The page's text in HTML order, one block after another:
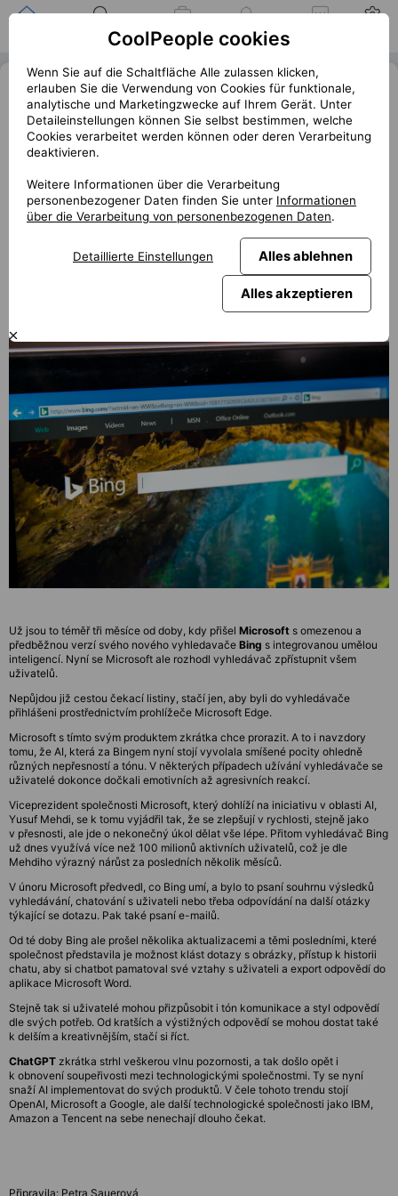
Position
Jobs
Nová éra vyhledávání je zde! Bing
s umělou inteligencí pro všechny?
« Zurück
Microsoft rozšiřuje dosah svého inovativního vyhledávače
Bing, který je propojen s pokročilou umělou inteligencí. Po
třech měsících od představení omezeného a předběžného
vydání je nyní Bing dostupný pro všechny uživatele bez
nutnosti čekací listiny. Co nabízí? A jak můžete začít
Už jsou to téměř tři měsíce od doby, kdy přišel Microsoft s omezenou a
předběžnou verzí svého nového vyhledavače Bing s integrovanou umělou
inteligencí. Nyní se Microsoft ale rozhodl vyhledávač zpřístupnit všem
uživatelů.
Nepůjdou již cestou čekací listiny, stačí jen, aby byli do vyhledávače
přihlášeni prostřednictvím prohlížeče Microsoft Edge.
Microsoft s tímto svým produktem zkrátka chce prorazit. A to i navzdory
tomu, že AI, která za Bingem nyní stojí vyvolala smíšené pocity ohledně
různých nepřesností a tónu. V některých případech užívání vyhledávače se
uživatelé dokonce dočkali emotivních až agresivních reakcí.
Viceprezident společnosti Microsoft, který dohlíží na iniciativu v oblasti AI,
Yusuf Mehdi, se k tomu vyjádřil tak, že se zlepšují v rychlosti, stejně jako
v přesnosti, ale jde o nekonečný úkol dělat vše lépe. Přitom vyhledávač Bing
už dnes využívá více než 100 milionů aktivních uživatelů, což je dle
Mehdiho výrazný nárůst za posledních několik měsíců.
V únoru Microsoft předvedl, co Bing umí, a bylo to psaní souhrnu výsledků
vyhledávání, chatování s uživateli nebo třeba odpovídání na další otázky
týkající se dotazu. Pak také psaní e-mailů.
Od té doby Bing ale prošel několika aktualizacemi a těmi posledními, které
společnost představila je možnost klást dotazy s obrázky, přístup k historii
chatu, aby si chatbot pamatoval své vztahy s uživateli a export odpovědí do
aplikace Microsoft Word.
Stejně tak si uživatelé mohou přizpůsobit i tón komunikace a styl odpovědí
dle svých potřeb. Od kratších a výstižných odpovědí se mohou dostat také
k delším a kreativnějším, stačí si říct.
ChatGPT zkrátka strhl veškerou vlnu pozornosti, a tak došlo opět i
k obnovení soupeřivosti mezi technologickými společnostmi. Ty se nyní
snaží AI implementovat do svých produktů. V čele tohoto trendu stojí
OpenAI, Microsoft a Google, ale další technologické společnosti jako IBM,
Amazon a Tencent na sebe nenechají dlouho čekat.
Připravila: Petra Sauerová
CoolPeople cookies
Wenn Sie auf die Schaltfläche Alle zulassen klicken,
erlauben Sie die Verwendung von Cookies für funktionale,
analytische und Marketingzwecke auf Ihrem Gerät. Unter
Detaileinstellungen können Sie selbst bestimmen, welche
Cookies verarbeitet werden können oder deren Verarbeitung
deaktivieren.
Weitere Informationen über die Verarbeitung
personenbezogener Daten finden Sie unter Informationen
über die Verarbeitung von personenbezogenen Daten.
Detaillierte Einstellungen Alles ablehnen
Alles akzeptieren